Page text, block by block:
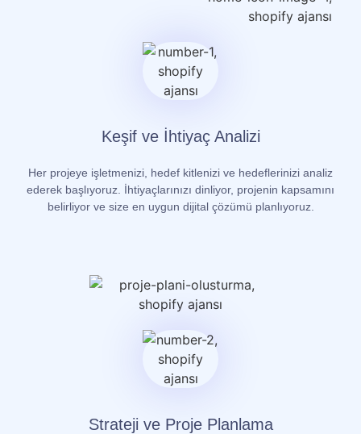
Keşif ve İhtiyaç Analizi
Her projeye işletmenizi, hedef kitlenizi ve hedeflerinizi analiz
ederek başlıyoruz. İhtiyaçlarınızı dinliyor, projenin kapsamını
belirliyor ve size en uygun dijital çözümü planlıyoruz.
Strateji ve Proje Planlama